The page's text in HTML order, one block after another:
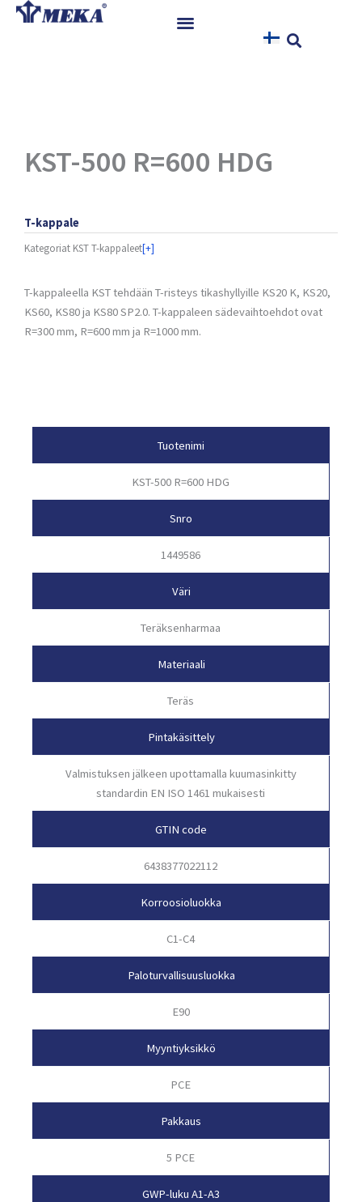
Siirry
KST-500 R=600 HDG
T-kappale
Kategoriat KST T-kappaleet[+]
T-kappaleella KST tehdään T-risteys tikashyllyille KS20 K, KS20,
KS60, KS80 ja KS80 SP2.0. T-kappaleen sädevaihtoehdot ovat
R=300 mm, R=600 mm ja R=1000 mm.
Tuotenimi
KST-500 R=600 HDG
Snro
1449586
Väri
Teräksenharmaa
Materiaali
Teräs
Pintakäsittely
Valmistuksen jälkeen upottamalla kuumasinkitty
standardin EN ISO 1461 mukaisesti
GTIN code
6438377022112
Korroosioluokka
C1-C4
Paloturvallisuusluokka
E90
Myyntiyksikkö
PCE
Pakkaus
5 PCE
GWP-luku A1-A3